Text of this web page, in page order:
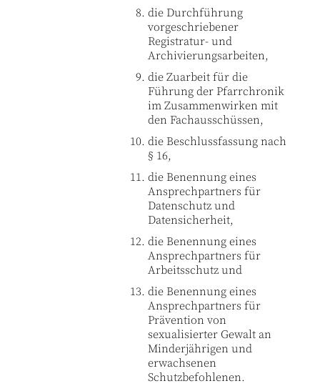
die Durchführung
vorgeschriebener
Registratur- und
Archivierungsarbeiten,
die Zuarbeit für die
Führung der Pfarrchronik
im Zusammenwirken mit
den Fachausschüssen,
die Beschlussfassung nach
§ 16,
die Benennung eines
Ansprechpartners für
Datenschutz und
Datensicherheit,
die Benennung eines
Ansprechpartners für
Arbeitsschutz und
die Benennung eines
Ansprechpartners für
Prävention von
sexualisierter Gewalt an
Minderjährigen und
erwachsenen
Schutzbefohlenen.